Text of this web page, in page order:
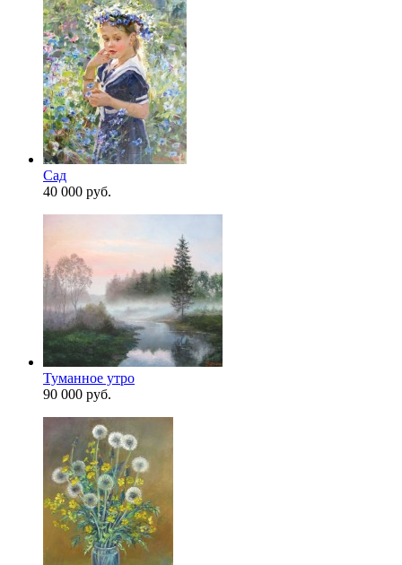
Сад
40 000 руб.
Туманное утро
90 000 руб.